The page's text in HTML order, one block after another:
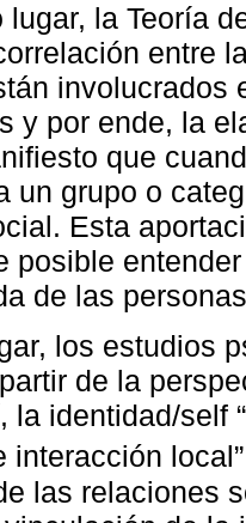
lugar, la Teoría
entre
involucrados
y por ende, la
que
un grupo o
Esta
posible
de las
los estudios
de la
la identidad/self
interacción
las relaciones